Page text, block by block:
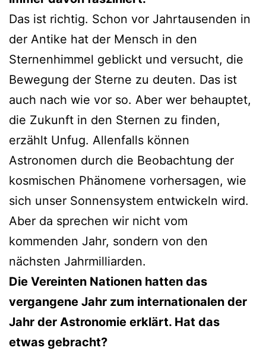
Das ist richtig. Schon vor Jahrtausenden in
der Antike hat der Mensch in den
Sternenhimmel geblickt und versucht, die
Bewegung der Sterne zu deuten. Das ist
auch nach wie vor so. Aber wer behauptet,
die Zukunft in den Sternen zu finden,
erzählt Unfug. Allenfalls können
Astronomen durch die Beobachtung der
kosmischen Phänomene vorhersagen, wie
sich unser Sonnensystem entwickeln wird.
Aber da sprechen wir nicht vom
kommenden Jahr, sondern von den
nächsten Jahrmilliarden.
Die Vereinten Nationen hatten das
vergangene Jahr zum internationalen der
Jahr der Astronomie erklärt. Hat das
etwas gebracht?